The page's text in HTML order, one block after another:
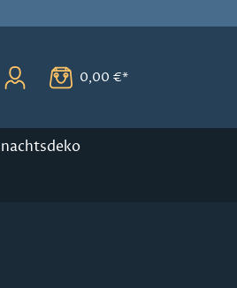
0 Produkte auf dem
0,00 €*